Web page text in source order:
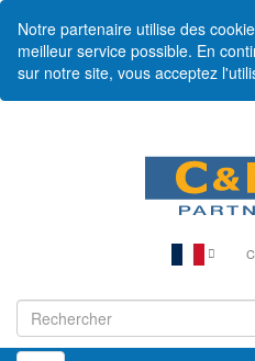
Notre partenaire utilise des
meilleur service possible. En
sur notre site, vous acceptez